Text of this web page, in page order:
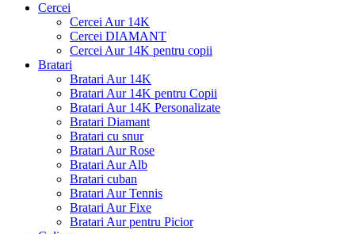
Cercei
Cercei Aur 14K
Cercei DIAMANT
Cercei Aur 14K pentru copii
Bratari
Bratari Aur 14K
Bratari Aur 14K pentru Copii
Bratari Aur 14K Personalizate
Bratari Diamant
Bratari cu snur
Bratari Aur Rose
Bratari Aur Alb
Bratari cuban
Bratari Aur Tennis
Bratari Aur Fixe
Bratari Aur pentru Picior